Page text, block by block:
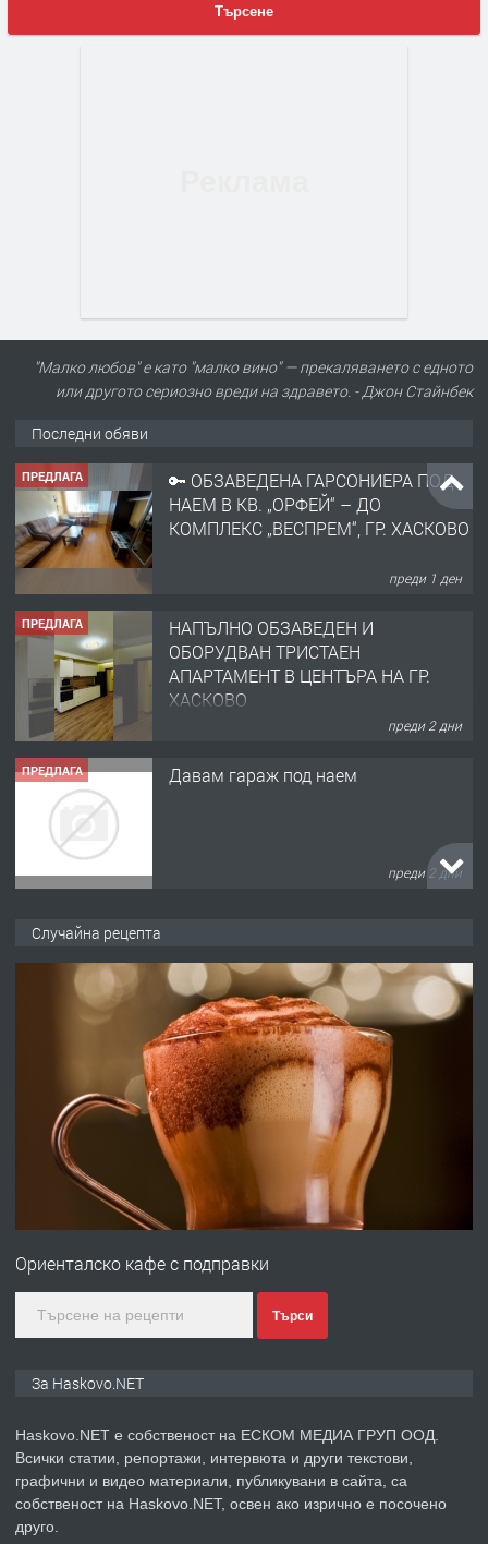
Търсене
"Малко любов" е като "малко вино" — прекаляването с едното
или другото сериозно вреди на здравето. - Джон Стайнбек
Последни обяви
ПРЕДЛАГА
🔑 ОБЗАВЕДЕНА ГАРСОНИЕРА ПОД
НАЕМ В КВ. „ОРФЕЙ“ – ДО
КОМПЛЕКС „ВЕСПРЕМ“, ГР. ХАСКОВО
преди 1 ден
ПРЕДЛАГА
НАПЪЛНО ОБЗАВЕДЕН И
ОБОРУДВАН ТРИСТАЕН
АПАРТАМЕНТ В ЦЕНТЪРА НА ГР.
ХАСКОВО
преди 2 дни
ПРЕДЛАГА Давам гараж под наем
преди 2 дни
градската градина!
преди 2 дни
ПРОСТОРЕН ТРИСТАЕН
АПАРТАМЕНТ В НОВА СГРАДА КВ.
КУБА
Продавам парцел в гр. Хасково кв.
асфалт 0889 537 426
преди 3 дни
ПРЕДЛАГА
№4119 Едностаен обзаведен
Случайна рецепта
Ориенталско кафе с подправки
Търси
За Haskovo.NET
Haskovo.NET е собственост на ЕСКОМ МЕДИА ГРУП ООД.
Всички статии, репортажи, интервюта и други текстови,
графични и видео материали, публикувани в сайта, са
собственост на Haskovo.NET, освен ако изрично е посочено
друго.